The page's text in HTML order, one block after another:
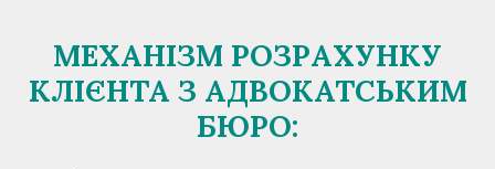
МЕХАНІЗМ РОЗРАХУНКУ
КЛІЄНТА З АДВОКАТСЬКИМ
БЮРО: